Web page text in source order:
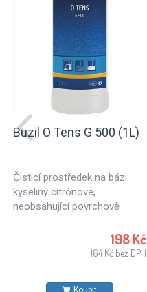
Buzil O Tens G 500 (1L)
Čisticí prostředek na bázi
kyseliny citrónové,
neobsahující povrchově
ošetřování textilních ploch
nebo čalouněného nábytku.
198 Kč
164 Kč bez DPH
Koupit